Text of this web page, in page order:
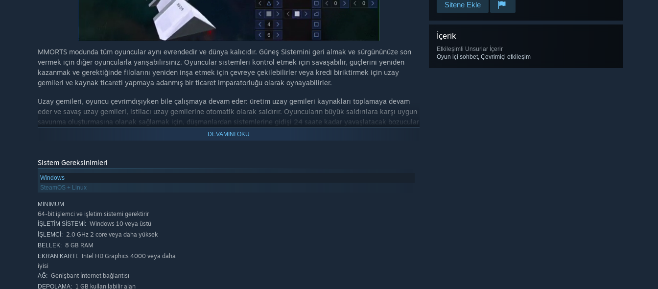
Sitene Ekle
İçerik
Etkileşimli Unsurlar İçerir
Oyun içi sohbet, Çevrimiçi etkileşim
MMORTS modunda tüm oyuncular aynı evrendedir ve dünya kalıcıdır. Güneş Sistemini geri almak ve sürgününüze son
vermek için diğer oyuncularla yarışabilirsiniz. Oyuncular sistemleri kontrol etmek için savaşabilir, güçlerini yeniden
kazanmak ve gerektiğinde filolarını yeniden inşa etmek için çevreye çekilebilirler veya kredi biriktirmek için uzay
gemileri ve kaynak ticareti yapmaya adanmış bir ticaret imparatorluğu olarak oynayabilirler.
Uzay gemileri, oyuncu çevrimdışıyken bile çalışmaya devam eder: üretim uzay gemileri kaynakları toplamaya devam
eder ve savaş uzay gemileri, istilacı uzay gemilerine otomatik olarak saldırır. Oyuncuların büyük saldırılara karşı uygun
savunma oluşturmasına olanak sağlamak için, düşmanlardan sistemlerine gidişi 24 saate kadar yavaşlatacak bozucular
oluşturmanıza olanak tanır. Araştırma/Teknoloji Ağacı, Gezegen Karakolları ve Korsanlar istenildiği gibi
etkinleştirilebilir veya devre dışı bırakılabilir.
Önceden tanımlanmış modlar şunları içerir:
Sürgüne Son: Güneş Sistemine ilerleyin ve sürgününüze son verin.
Hızlı Maç: Az sayıda grubun ve az sayıda uzay gemisinin olduğu küçük bir fetih oyunu.
Galaktik Savaş: Daha büyük bir savaş. Zaman sınırına ulaşıldığında en fazla depolanan kaynağa sahip imparatorluğu
kazanır.
Simülasyon: İmparatorlukların yükselişini ve düşüşünü izleyin. Oynanabilir grup yok.
Veya herhangi bir zafer koşuluyla veya hiçbiriyle kendi senaryonuzu yaratın.
DEVAMINI OKU
Sistem Gereksinimleri
Windows
SteamOS + Linux
MINIMUM:
64-bit işlemci ve işletim sistemi gerektirir
İŞLETIM SISTEMI: Windows 10 veya üstü
İŞLEMCI: 2.0 GHz 2 core veya daha yüksek
BELLEK: 8 GB RAM
EKRAN KARTI: Intel HD Graphics 4000 veya daha
iyisi
AĞ: Genişbant İnternet bağlantısı
DEPOLAMA: 1 GB kullanılabilir alan